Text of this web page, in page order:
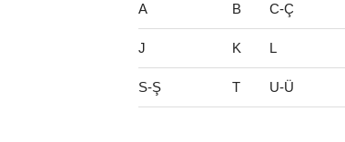
A B C-Ç
J K L
S-Ş T U-Ü